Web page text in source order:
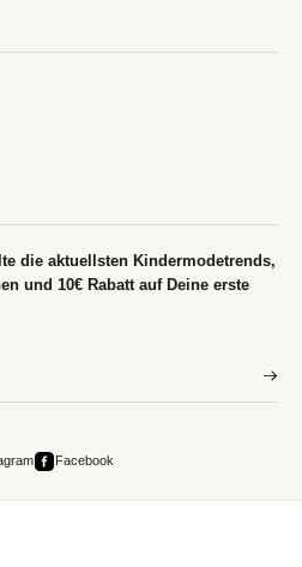
die aktuellsten Kindermodetrends,
und 10€ Rabatt auf Deine erste
Facebook